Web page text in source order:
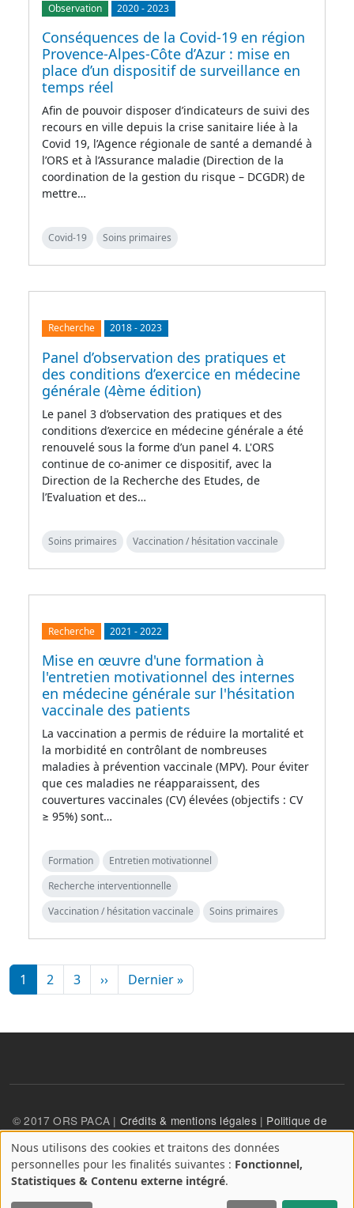
Observation 2020-2023
Conséquences de la Covid-19 en région
Provence-Alpes-Côte d’Azur : mise en
place d’un dispositif de surveillance en
temps réel
Afin de pouvoir disposer d’indicateurs de suivi des
recours en ville depuis la crise sanitaire liée à la
Covid 19, l’Agence régionale de santé a demandé à
l’ORS et à l’Assurance maladie (Direction de la
coordination de la gestion du risque – DCGDR) de
mettre…
Covid-19 Soins primaires
Recherche 2018-2023
Panel d’observation des pratiques et
des conditions d’exercice en médecine
générale (4ème édition)
Le panel 3 d’observation des pratiques et des
conditions d’exercice en médecine générale a été
renouvelé sous la forme d’un panel 4. L'ORS
continue de co-animer ce dispositif, avec la
Direction de la Recherche des Etudes, de
l’Evaluation et des…
Soins primaires Vaccination / hésitation vaccinale
Recherche 2021 -2022
Mise en œuvre d'une formation à
l'entretien motivationnel des internes
en médecine générale sur l'hésitation
vaccinale des patients
La vaccination a permis de réduire la mortalité et
la morbidité en contrôlant de nombreuses
maladies à prévention vaccinale (MPV). Pour éviter
que ces maladies ne réapparaissent, des
couvertures vaccinales (CV) élevées (objectifs : CV
≥ 95%) sont…
Formation
Entretien motivationnel
Recherche interventionnelle
Vaccination / hésitation vaccinale
Soins primaires
Pagination
1 2 3 ››Page suivante
Dernier »Dernière page
© 2017 ORS PACA | Crédits & mentions légales| Politique de
confidentialité
User account menu
Se connecter
A
propos
Nous utilisons des cookies et traitons des données
personnelles pour les finalités suivantes : Fonctionnel,
Statistiques & Contenu externe intégré.